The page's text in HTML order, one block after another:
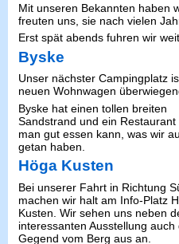
Mit unseren Bekannten haben
freuten uns, sie nach vielen
Erst spät abends fuhren wir
Byske
Unser nächster Campingplatz
neuen Wohnwagen
Byske hat einen tollen breiten
Sandstrand und ein Restaurant
man gut essen kann, was wir
getan haben.
Höga Kusten
Bei unserer Fahrt in Richtung
machen wir halt am Info-Platz
Kusten. Wir sehen uns neben
interessanten Ausstellung auch
Gegend vom Berg aus an.